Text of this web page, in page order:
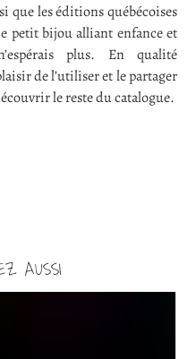
que les éditions québécoises
petit bijou alliant enfance et
plus. En qualité
de l’utiliser et le partager
le reste du catalogue.
AUSSI